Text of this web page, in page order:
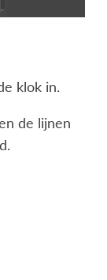
klok in.
de lijnen